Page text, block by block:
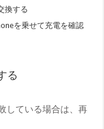
換する
を乗せて充電を確認
る
している場合は、再